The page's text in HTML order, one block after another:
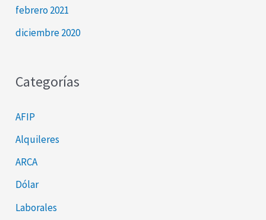
febrero 2021
diciembre 2020
Categorías
AFIP
Alquileres
ARCA
Dólar
Laborales